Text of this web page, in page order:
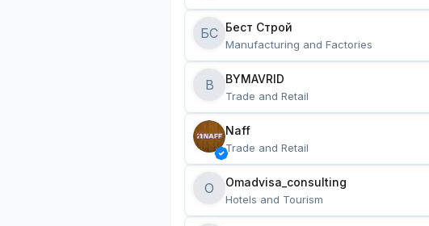
БС Бест Строй
Manufacturing and Factories
B BYMAVRID
Trade and Retail
Naff
Trade and Retail
O Omadvisa_consulting
Hotels and Tourism